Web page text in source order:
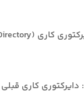
: دایرکتوری کاری